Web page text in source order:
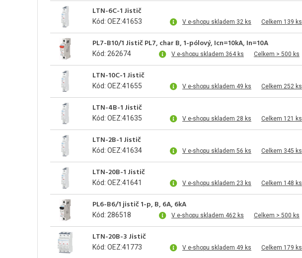
LTN-6C-1 Jistič
Kód: OEZ:41653 V e-shopu skladem 32 ks Celkem 139 ks
PL7-B10/1 Jistič PL7, char B, 1-pólový, Icn=10kA, In=10A
Kód: 262674 V e-shopu skladem 364 ks Celkem > 500 ks
LTN-10C-1 Jistič
Kód: OEZ:41655 V e-shopu skladem 49 ks Celkem 252 ks
LTN-4B-1 Jistič
Kód: OEZ:41635 V e-shopu skladem 28 ks Celkem 121 ks
LTN-2B-1 Jistič
Kód: OEZ:41634 V e-shopu skladem 56 ks Celkem 345 ks
LTN-20B-1 Jistič
Kód: OEZ:41641 V e-shopu skladem 23 ks Celkem 148 ks
PL6-B6/1 jistič 1-p, B, 6A, 6kA
Kód: 286518 V e-shopu skladem 462 ks Celkem > 500 ks
LTN-20B-3 Jistič
Kód: OEZ:41773 V e-shopu skladem 49 ks Celkem 179 ks